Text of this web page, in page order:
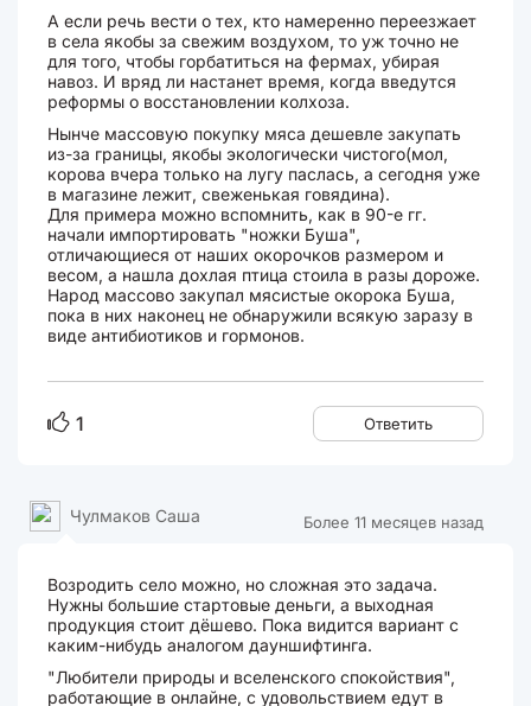
А если речь вести о тех, кто намеренно переезжает
в села якобы за свежим воздухом, то уж точно не
для того, чтобы горбатиться на фермах, убирая
навоз. И вряд ли настанет время, когда введутся
реформы о восстановлении колхоза.
Нынче массовую покупку мяса дешевле закупать
из-за границы, якобы экологически чистого(мол,
корова вчера только на лугу паслась, а сегодня уже
в магазине лежит, свеженькая говядина).
Для примера можно вспомнить, как в 90-е гг.
начали импортировать "ножки Буша",
отличающиеся от наших окорочков размером и
весом, а нашла дохлая птица стоила в разы дороже.
Народ массово закупал мясистые окорока Буша,
пока в них наконец не обнаружили всякую заразу в
виде антибиотиков и гормонов.
1 Ответить
Более 11 месяцев назад
Чулмаков Саша
Возродить село можно, но сложная это задача.
Нужны большие стартовые деньги, а выходная
продукция стоит дёшево. Пока видится вариант с
каким-нибудь аналогом дауншифтинга.
"Любители природы и вселенского спокойствия",
работающие в онлайне, с удовольствием едут в